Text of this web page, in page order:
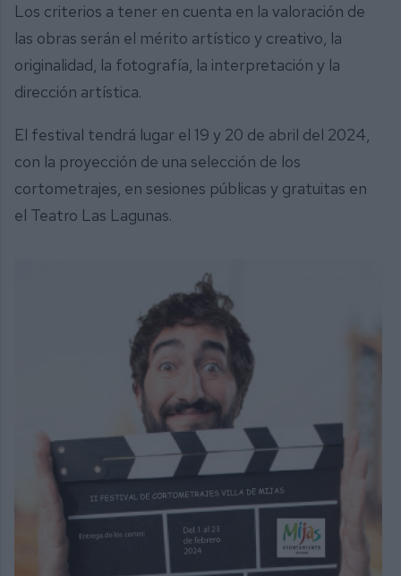
Los criterios a tener en cuenta en la valoración de
las obras serán el mérito artístico y creativo, la
originalidad, la fotografía, la interpretación y la
dirección artística.
El festival tendrá lugar el 19 y 20 de abril del 2024,
con la proyección de una selección de los
cortometrajes, en sesiones públicas y gratuitas en
el Teatro Las Lagunas.